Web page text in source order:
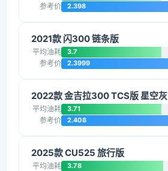
参考价 2.398
2021款 闪300 链条版
平均油耗 3.7
参考价 2.3999
2022款 金吉拉300 TCS版 星空灰
平均油耗 3.71
参考价 2.408
2025款 CU525 旅行版
平均油耗 3.78